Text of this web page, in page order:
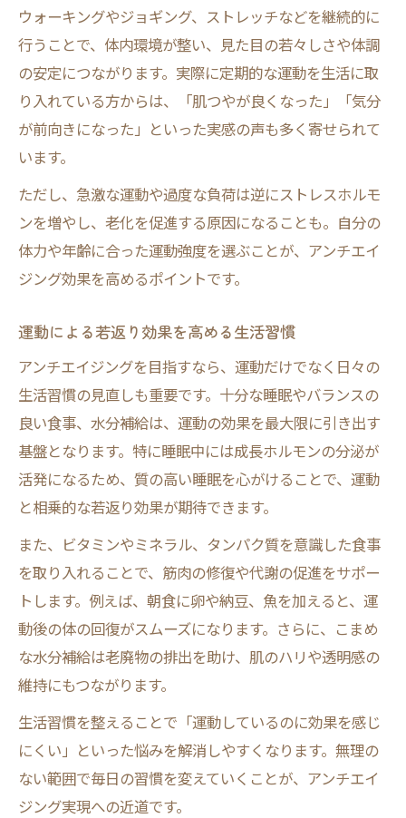
ウォーキングやジョギング、ストレッチなどを継続的に
行うことで、体内環境が整い、見た目の若々しさや体調
の安定につながります。実際に定期的な運動を生活に取
り入れている方からは、「肌つやが良くなった」「気分
が前向きになった」といった実感の声も多く寄せられて
います。
ただし、急激な運動や過度な負荷は逆にストレスホルモ
ンを増やし、老化を促進する原因になることも。自分の
体力や年齢に合った運動強度を選ぶことが、アンチエイ
ジング効果を高めるポイントです。
運動による若返り効果を高める生活習慣
アンチエイジングを目指すなら、運動だけでなく日々の
生活習慣の見直しも重要です。十分な睡眠やバランスの
良い食事、水分補給は、運動の効果を最大限に引き出す
基盤となります。特に睡眠中には成長ホルモンの分泌が
活発になるため、質の高い睡眠を心がけることで、運動
と相乗的な若返り効果が期待できます。
また、ビタミンやミネラル、タンパク質を意識した食事
を取り入れることで、筋肉の修復や代謝の促進をサポー
トします。例えば、朝食に卵や納豆、魚を加えると、運
動後の体の回復がスムーズになります。さらに、こまめ
な水分補給は老廃物の排出を助け、肌のハリや透明感の
維持にもつながります。
生活習慣を整えることで「運動しているのに効果を感じ
にくい」といった悩みを解消しやすくなります。無理の
ない範囲で毎日の習慣を変えていくことが、アンチエイ
ジング実現への近道です。